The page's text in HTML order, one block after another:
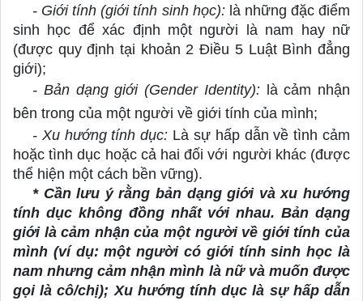
- Giới tính (giới tính sinh học): là những đặc điểm
sinh học để xác định một người là nam hay nữ
(được quy định tại khoản 2 Điều 5 Luật Bình đẳng
giới);
- Bản dạng giới (Gender Identity): là cảm nhận
bên trong của một người về giới tính của mình;
- Xu hướng tính dục: Là sự hấp dẫn về tình cảm
hoặc tình dục hoặc cả hai đối với người khác (được
thể hiện một cách bền vững).
* Cần lưu ý rằng bản dạng giới và xu hướng
tính dục không đồng nhất với nhau. Bản dạng
giới là cảm nhận của một người về giới tính của
mình (ví dụ: một người có giới tính sinh học là
nam nhưng cảm nhận mình là nữ và muốn được
gọi là cô/chị); Xu hướng tính dục là sự hấp dẫn